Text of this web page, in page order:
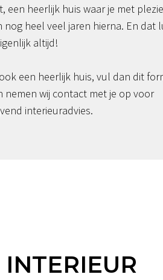
een heerlijk huis waar je met
nog heel veel jaren hierna. En dat
altijd!
een heerlijk huis, vul dan dit
nemen wij contact met je op voor
interieuradvies.